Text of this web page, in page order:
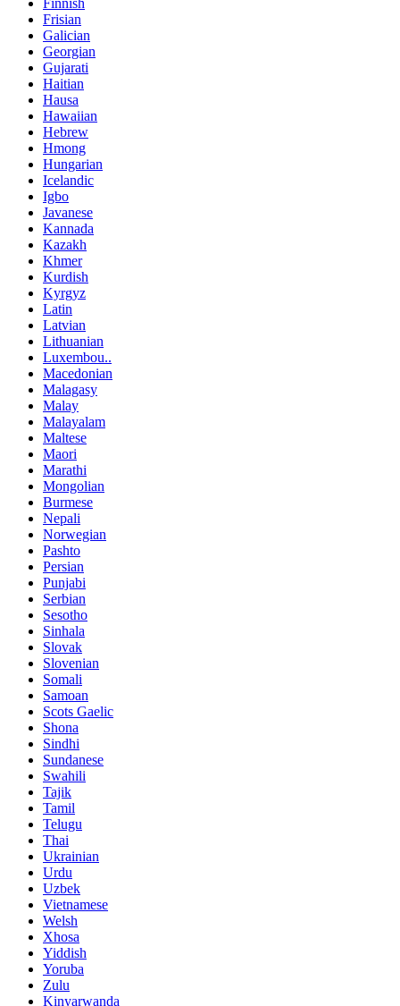
Finnish
Frisian
Galician
Georgian
Gujarati
Haitian
Hausa
Hawaiian
Hebrew
Hmong
Hungarian
Icelandic
Igbo
Javanese
Kannada
Kazakh
Khmer
Kurdish
Kyrgyz
Latin
Latvian
Lithuanian
Luxembou..
Macedonian
Malagasy
Malay
Malayalam
Maltese
Maori
Marathi
Mongolian
Burmese
Nepali
Norwegian
Pashto
Persian
Punjabi
Serbian
Sesotho
Sinhala
Slovak
Slovenian
Somali
Samoan
Scots Gaelic
Shona
Sindhi
Sundanese
Swahili
Tajik
Tamil
Telugu
Thai
Ukrainian
Urdu
Uzbek
Vietnamese
Welsh
Xhosa
Yiddish
Yoruba
Zulu
Kinyarwanda